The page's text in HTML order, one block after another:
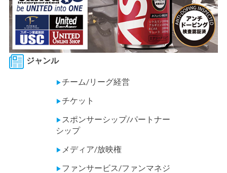
ジャンル
▶チーム/リーグ経営
▶チケット
▶ スポンサーシップ/パートナー
シップ
▶ メディア/放映権
▶ ファンサービス/ファンマネジ